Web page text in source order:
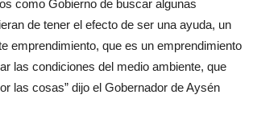
como Gobierno de buscar algunas
de tener el efecto de ser una ayuda, un
emprendimiento, que es un emprendimiento
las condiciones del medio ambiente, que
las cosas” dijo el Gobernador de Aysén